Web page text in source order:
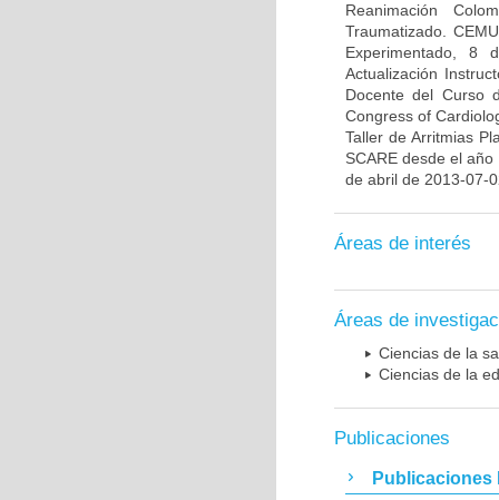
Reanimación
Traumatizado.
Experimentado, 8
Actualización
Docente del Curso
Congress of
Taller de Arritmias
SCARE desde el
de abril de 2013-07-
Áreas de interés
Áreas de
Ciencias de la
Ciencias de la
Publicaciones
Publicaciones